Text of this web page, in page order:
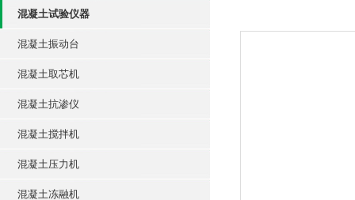
混凝土试验仪器
混凝土振动台
混凝土取芯机
混凝土抗渗仪
混凝土搅拌机
混凝土压力机
混凝土冻融机